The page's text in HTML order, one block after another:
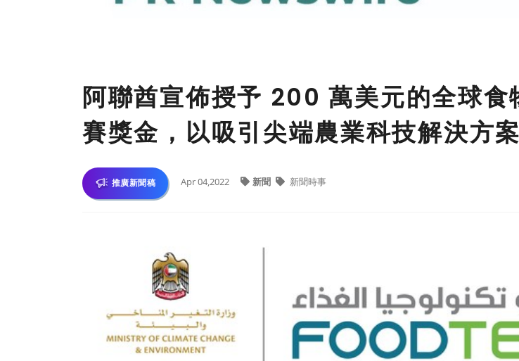
阿聯酋宣佈授予 200 萬美元的全球食
賽獎金，以吸引尖端農業科技解決方案
推廣新聞稿 Apr 04,2022 新聞 新聞時事